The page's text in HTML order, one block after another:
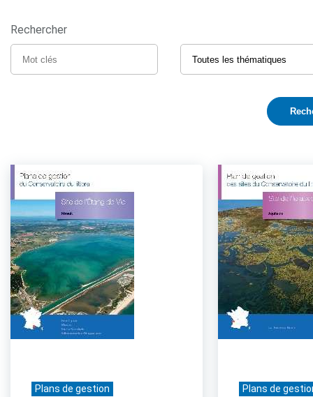
Rechercher
Plans de gestion Plans de